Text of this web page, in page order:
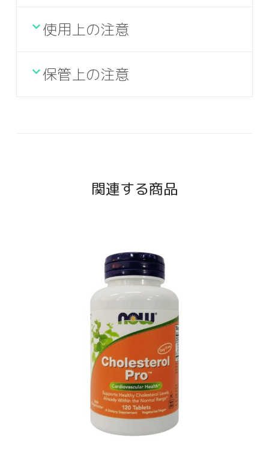
使用上の注意
保管上の注意
関連する商品